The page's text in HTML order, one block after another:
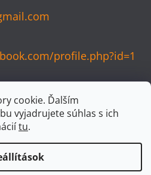
cookie. Ďalším
vyjadrujete súhlas s ich
tu.
profile.php?id=1
készítette